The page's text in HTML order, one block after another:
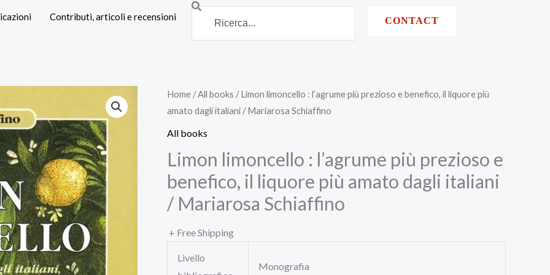
Contributi, articoli e recensioni Search
CONTACT
Home /All books / Limon limoncello : l’agrume più prezioso e benefico, il liquore più
amato dagli italiani / Mariarosa Schiaffino
All books
Limon limoncello : l’agrume più prezioso e
benefico, il liquore più amato dagli italiani
/ Mariarosa Schiaffino
+ Free Shipping
Livello
Monografia